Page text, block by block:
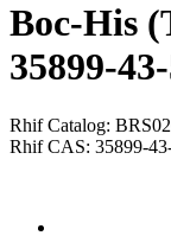
Boc-His
35899-
Rhif Catalog:
Rhif CAS: 35899-